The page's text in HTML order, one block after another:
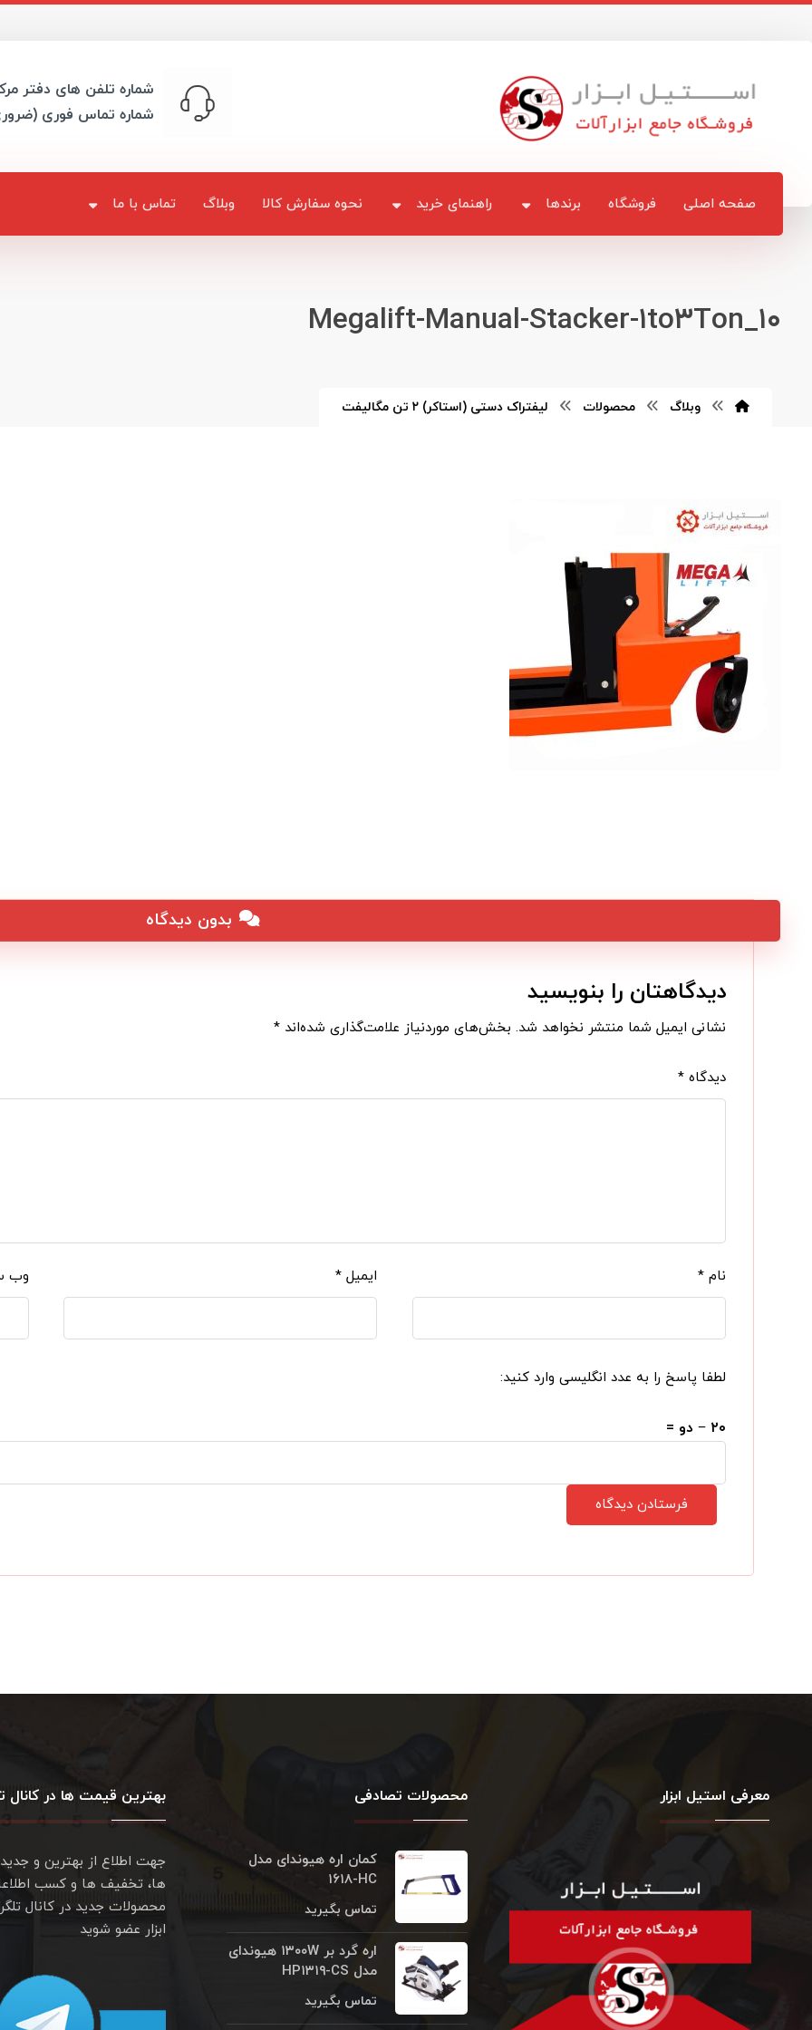
شماره تلفن های دفتر
شماره تماس فوری
صفحه اصلی فروشگاه برندها راهنمای خرید نحوه سفارش کالا وبلاگ تماس با ما
Megalift-Manual-Stacker-۱to۳Ton_۱۰
وبلاگ محصولات لیفتراک دستی (استاکر) ۲ تن مگالیفت
بدون دیدگاه
دیدگاهتان را بنویسید
نشانی ایمیل شما منتشر نخواهد شد. بخش‌های موردنیاز علامت‌گذاری شده‌اند *
دیدگاه *
نام * ایمیل * وب‌
لطفا پاسخ را به عدد انگلیسی وارد کنید:
۲۰ − دو =
معرفی استیل ابزار محصولات تصادفی
کمان اره هیوندای مدل
۱۶۱۸‎-HC
تماس بگیرید
اره گرد بر ۱۳۰۰W هیوندای
مدل HP۱۳۱۹-CS
تماس بگیرید
بهترین قیمت ها در کانال
جهت اطلاع از بهترین و
ها، تخفیف ها و کسب
محصولات جدید در کانال
ابزار عضو شوید